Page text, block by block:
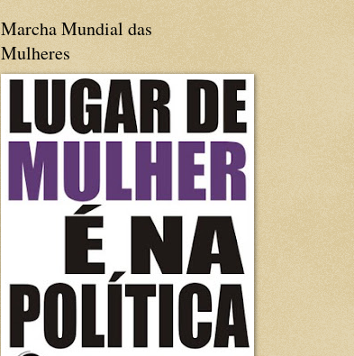
Marcha Mundial das
Mulheres